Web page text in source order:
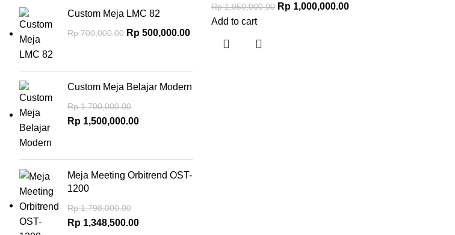
Custom Meja LMC 82
Rp700,000.00 Rp 500,000.00
Custom Meja Belajar Modern
Rp1,700,000.00
Rp 1,500,000.00
Meja Meeting Orbitrend OST-
1200
Rp1,798,000.00
Rp 1,348,500.00
Rp1,050,000.00 Rp 1,000,000.00
Add to cart